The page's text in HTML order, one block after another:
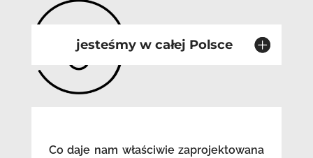
jesteśmy w całej Polsce
Co daje nam właściwie zaprojektowana